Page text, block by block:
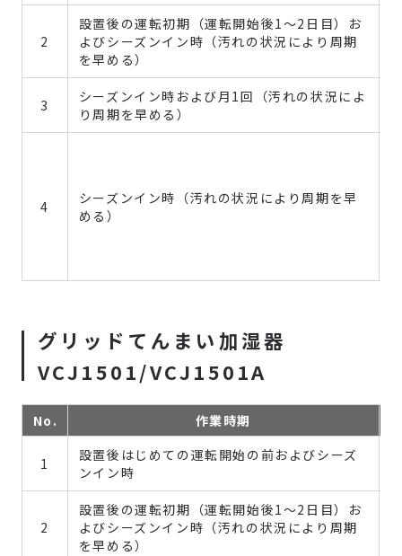
2
設置後の運転初期（運転開始後1～2日目）お
よびシーズンイン時（汚れの状況により周期
を早める）
3
シーズンイン時および月1回（汚れの状況によ
り周期を早める）
4
シーズンイン時（汚れの状況により周期を早
める）
グリッドてんまい加湿器
VCJ1501/VCJ1501A
No. 作業時期
1
設置後はじめての運転開始の前およびシーズ
ンイン時
2
設置後の運転初期（運転開始後1～2日目）お
よびシーズンイン時（汚れの状況により周期
を早める）